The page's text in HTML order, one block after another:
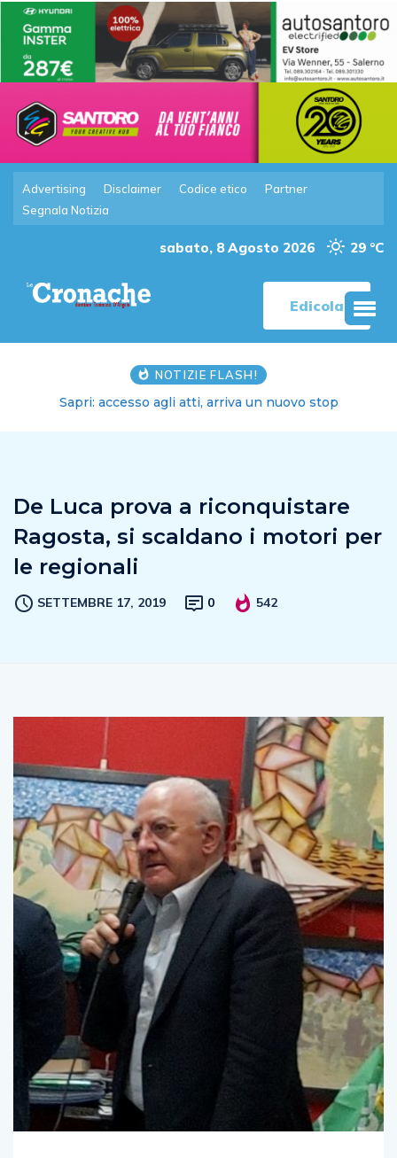
Advertising Disclaimer Codice etico
Partner
Segnala Notizia
sabato, 8 Agosto 2026 29 °C
Edicola
NOTIZIE FLASH!
Sapri: accesso agli atti, arriva un nuovo stop
De Luca prova a riconquistare
Ragosta, si scaldano i motori per
le regionali
SETTEMBRE 17, 2019 0 542